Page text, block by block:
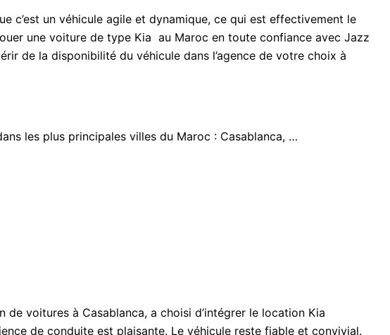
c’est un véhicule agile et dynamique, ce qui est effectivement le
une voiture de type Kia au Maroc en toute confiance avec Jazz
de la disponibilité du véhicule dans l’agence de votre choix à
les plus principales villes du Maroc : Casablanca, …
voitures à Casablanca, a choisi d’intégrer le location Kia
de conduite est plaisante. Le véhicule reste fiable et convivial.